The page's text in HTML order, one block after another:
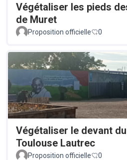
Végétaliser les pieds
de Muret
Proposition officielle 0
Végétaliser le devant
Toulouse Lautrec
Proposition officielle 0